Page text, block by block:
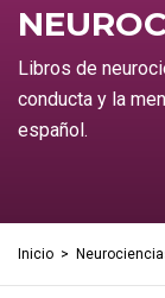
Libros de
conducta y la
español.
Inicio >